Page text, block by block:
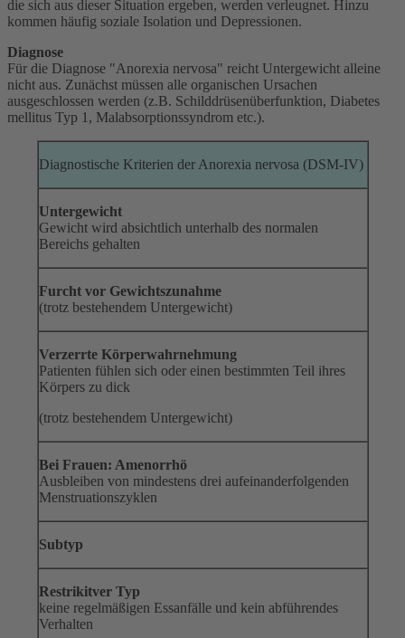
die sich aus dieser Situation ergeben, werden verleugnet. Hinzu
kommen häufig soziale Isolation und Depressionen.
Diagnose
Für die Diagnose "Anorexia nervosa" reicht Untergewicht alleine
nicht aus. Zunächst müssen alle organischen Ursachen
ausgeschlossen werden (z.B. Schilddrüsenüberfunktion, Diabetes
mellitus Typ 1, Malabsorptionssyndrom etc.).
Diagnostische Kriterien der Anorexia nervosa (DSM-IV)
Untergewicht
Gewicht wird absichtlich unterhalb des normalen
Bereichs gehalten
Furcht vor Gewichtszunahme
(trotz bestehendem Untergewicht)
Verzerrte Körperwahrnehmung
Patienten fühlen sich oder einen bestimmten Teil ihres
Körpers zu dick
(trotz bestehendem Untergewicht)
Bei Frauen: Amenorrhö
Ausbleiben von mindestens drei aufeinanderfolgenden
Menstruationszyklen
Subtyp
Restrikitver Typ
keine regelmäßigen Essanfälle und kein abführendes
Verhalten